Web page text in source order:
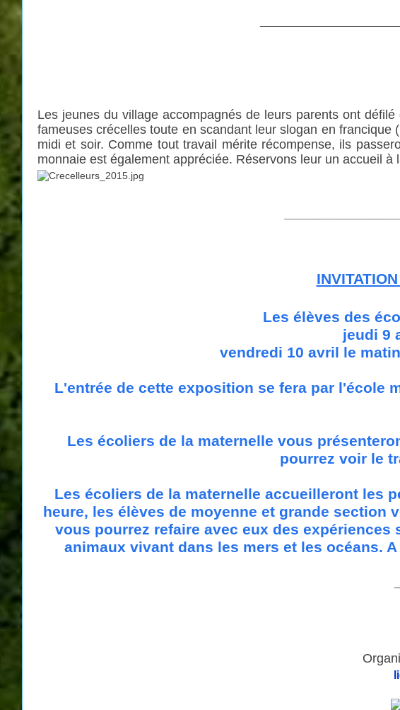
Les jeunes du village accompagnés de leurs parents ont
fameuses crécelles toute en scandant leur slogan en
midi et soir. Comme tout travail mérite récompense, ils
monnaie est également appréciée. Réservons leur un accueil à
IN
Les élèves des
jeudi 9
vendredi 10 avril le
L'entrée de cette exposition se fera par l'école
Les écoliers de la maternelle vous
pourrez voir le
Les écoliers de la maternelle accueilleront les
heure, les élèves de moyenne et grande
vous pourrez refaire avec eux des
animaux vivant dans les mers et les océans.